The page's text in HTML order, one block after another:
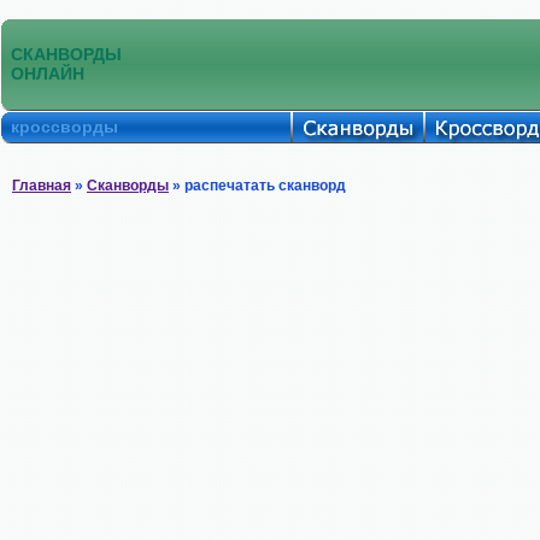
СКАНВОРДЫ
ОНЛАЙН
кроссворды
Главная » Сканворды » распечатать сканворд